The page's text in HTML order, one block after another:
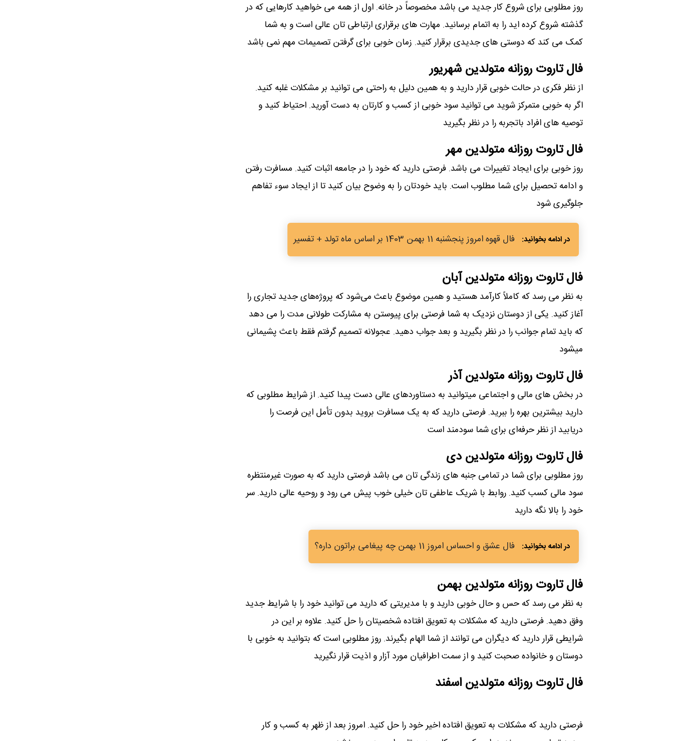
روز مطلوبی برای شروع کار جدید می باشد مخصوصاً در خانه. اول از همه می خواهید کارهایی که در
گذشته شروع کرده اید را به اتمام برسانید. مهارت های برقراری ارتباطی تان عالی است و به شما
کمک می کند که دوستی های جدیدی برقرار کنید. زمان خوبی برای گرفتن تصمیمات مهم نمی باشد
فال تاروت روزانه متولدین شهریور
از نظر فکری در حالت خوبی قرار دارید و به همین دلیل به راحتی می توانید بر مشکلات غلبه کنید.
اگر به خوبی متمرکز شوید می توانید سود خوبی از کسب و کارتان به دست آورید. احتیاط کنید و
توصیه های افراد باتجربه را در نظر بگیرید
فال تاروت روزانه متولدین مهر
روز خوبی برای ایجاد تغییرات می باشد. فرصتی دارید که خود را در جامعه اثبات کنید. مسافرت رفتن
و ادامه تحصیل برای شما مطلوب است. باید خودتان را به وضوح بیان کنید تا از ایجاد سوء تفاهم
جلوگیری شود
فال قهوه امروز پنجشنبه 11 بهمن 1403 بر اساس ماه تولد + تفسیر
فال تاروت روزانه متولدین آبان
به نظر می رسد که کاملاً کارآمد هستید و همین موضوع باعث می‌شود که پروژه‌های جدید تجاری را
آغاز کنید. یکی از دوستان نزدیک به شما فرصتی برای پیوستن به مشارکت طولانی مدت را می دهد
که باید تمام جوانب را در نظر بگیرید و بعد جواب دهید. عجولانه تصمیم گرفتم فقط باعث پشیمانی
میشود
فال تاروت روزانه متولدین آذر
در بخش های مالی و اجتماعی میتوانید به دستاوردهای عالی دست پیدا کنید. از شرایط مطلوبی که
دارید بیشترین بهره را ببرید. فرصتی دارید که به یک مسافرت بروید بدون تأمل این فرصت را
دریابید از نظر حرفه‌ای برای شما سودمند است
فال تاروت روزانه متولدین دی
روز مطلوبی برای شما در تمامی جنبه های زندگی تان می باشد فرصتی دارید که به صورت غیرمنتظره
سود مالی کسب کنید. روابط با شریک عاطفی تان خیلی خوب پیش می رود و روحیه عالی دارید. سر
خود را بالا نگه دارید
فال عشق و احساس امروز 11 بهمن چه پیغامی براتون داره؟
فال تاروت روزانه متولدین بهمن
به نظر می رسد که حس و حال خوبی دارید و با مدیریتی که دارید می توانید خود را با شرایط جدید
وفق دهید. فرصتی دارید که مشکلات به تعویق افتاده شخصیتان را حل کنید. علاوه بر این در
شرایطی قرار دارید که دیگران می توانند از شما الهام بگیرند. روز مطلوبی است که بتوانید به خوبی با
دوستان و خانواده صحبت کنید و از سمت اطرافیان مورد آزار و اذیت قرار نگیرید
فال تاروت روزانه متولدین اسفند
فرصتی دارید که مشکلات به تعویق افتاده اخیر خود را حل کنید. امروز بعد از ظهر به کسب و کار